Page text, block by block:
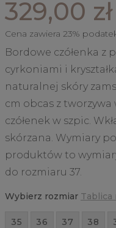
329,00 zł
Cena zawiera 23%
Bordowe czółenka z
cyrkoniami i
naturalnej skóry
cm obcas z tworzywa
czółenek w szpic.
skórzana. Wymiary
produktów to
do rozmiaru 37.
Wybierz rozmiar Tablica
35 36 37 38